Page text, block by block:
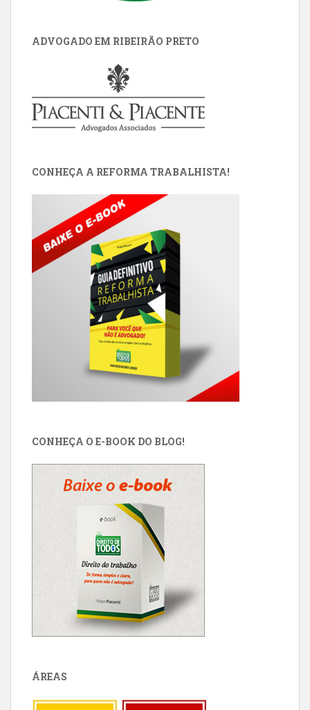
ADVOGADO EM RIBEIRÃO PRETO
CONHEÇA A REFORMA TRABALHISTA!
CONHEÇA O E-BOOK DO BLOG!
ÁREAS